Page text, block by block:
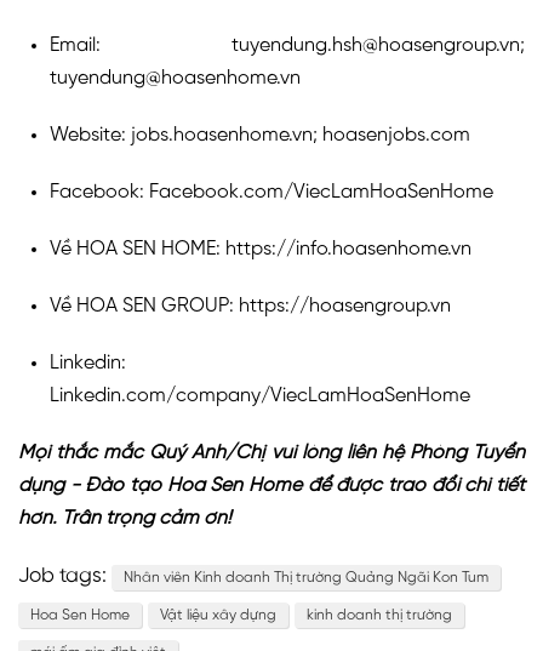
Email: tuyendung.hsh@hoasengroup.vn;
tuyendung@hoasenhome.vn
Website: jobs.hoasenhome.vn; hoasenjobs.com
Facebook: Facebook.com/ViecLamHoaSenHome
Về HOA SEN HOME: https://info.hoasenhome.vn
Về HOA SEN GROUP: https://hoasengroup.vn
Linkedin:
Linkedin.com/company/ViecLamHoaSenHome
Mọi thắc mắc Quý Anh/Chị vui lòng liên hệ Phòng Tuyển
dụng - Đào tạo Hoa Sen Home để được trao đổi chi tiết
hơn. Trân trọng cảm ơn!
Job tags: Nhân viên Kinh doanh Thị trường Quảng Ngãi Kon Tum
Hoa Sen Home Vật liệu xây dựng kinh doanh thị trường